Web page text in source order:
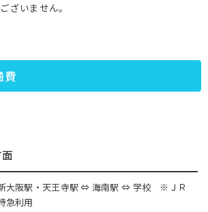
ざいません。
費
大阪駅・天王寺駅 ⇔ 海南駅 ⇔ 学校 ※ＪＲ
急利用